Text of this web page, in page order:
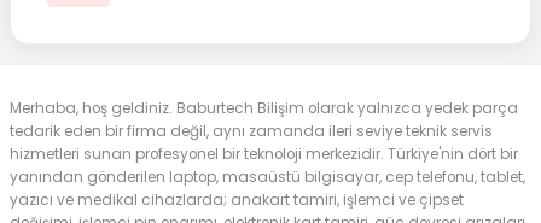
Merhaba, hoş geldiniz. Baburtech Bilişim olarak yalnızca yedek parça
tedarik eden bir firma değil, aynı zamanda ileri seviye teknik servis
hizmetleri sunan profesyonel bir teknoloji merkezidir. Türkiye'nin dört bir
yanından gönderilen laptop, masaüstü bilgisayar, cep telefonu, tablet,
yazıcı ve medikal cihazlarda; anakart tamiri, işlemci ve çipset